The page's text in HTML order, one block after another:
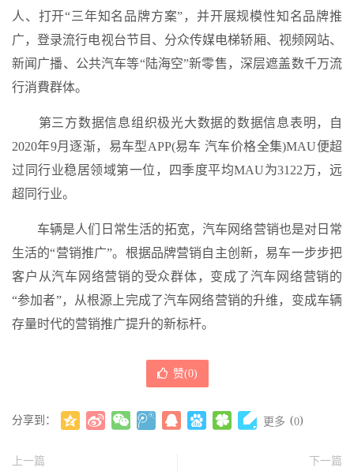
人、打开“三年知名品牌方案”，并开展规模性知名品牌推
广，登录流行电视台节目、分众传媒电梯轿厢、视频网站、
新闻广播、公共汽车等“陆海空”新零售，深层遮盖数千万流
行消費群体。
第三方数据信息组织极光大数据的数据信息表明，自
2020年9月逐渐，易车型APP(易车 汽车价格全集)MAU便超
过同行业稳居领域第一位，四季度平均MAU为3122万，远
超同行业。
车辆是人们日常生活的拓宽，汽车网络营销也是对日常
生活的“营销推广”。根据品牌营销自主创新，易车一步步把
客户从汽车网络营销的受众群体，变成了汽车网络营销的
“参加者”，从根源上完成了汽车网络营销的升维，变成车辆
存量时代的营销推广提升的新标杆。
赞(0)
分享到： 更多 (0)
上一篇
下一篇